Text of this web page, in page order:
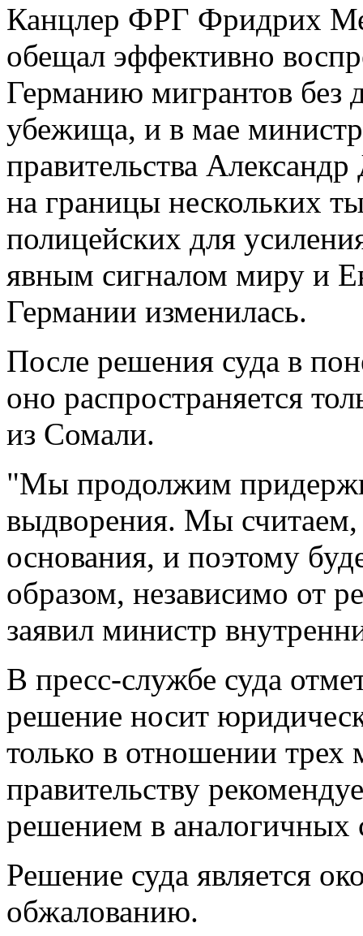
Канцлер ФРГ Фридрих
обещал эффективно
Германию мигрантов без
убежища, и в мае
правительства
на границы нескольких
полицейских для
явным сигналом миру и
Германии изменилась.
После решения суда в
оно распространяется
из Сомали.
"Мы продолжим
выдворения. Мы считаем,
основания, и поэтому
образом, независимо от
заявил министр
В пресс-службе суда
решение носит
только в отношении трех
правительству
решением в аналогичных
Решение суда является
обжалованию.